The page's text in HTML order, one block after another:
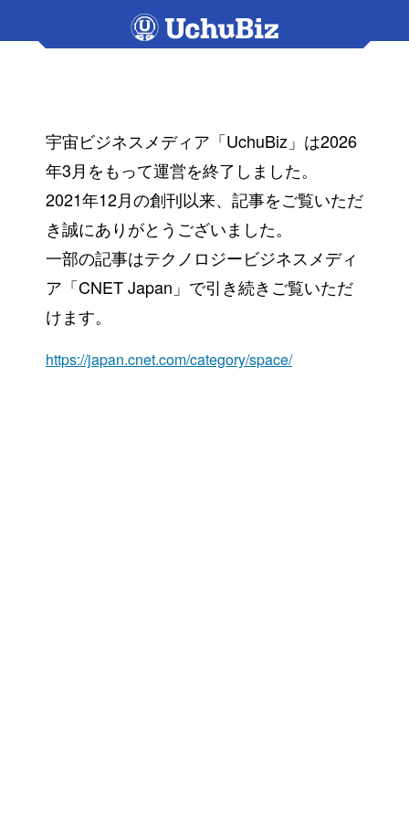
宇宙ビジネスメディア「UchuBiz」は2026
年3月をもって運営を終了しました。
2021年12月の創刊以来、記事をご覧いただ
き誠にありがとうございました。
一部の記事はテクノロジービジネスメディ
ア「CNET Japan」で引き続きご覧いただ
けます。
https://japan.cnet.com/category/space/